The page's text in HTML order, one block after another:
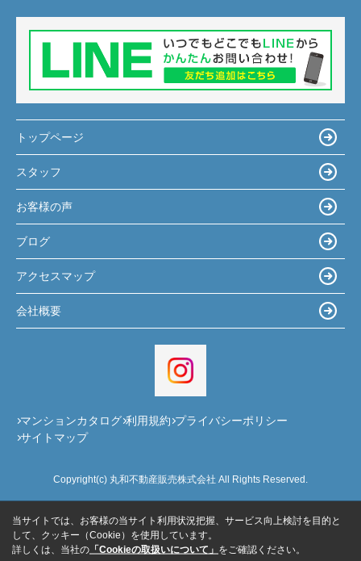
トップページ
スタッフ
お客様の声
ブログ
アクセスマップ
会社概要
マンションカタログ 利用規約 プライバシーポリシー
サイトマップ
Copyright(c) 丸和不動産販売株式会社 All Rights Reserved.
当サイトでは、お客様の当サイト利用状況把握、サービス向上検討を目的と
して、クッキー（Cookie）を使用しています。
詳しくは、当社の 「Cookieの取扱いについて」 をご確認ください。